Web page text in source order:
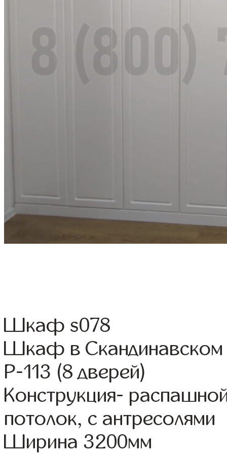
Шкаф s078
Шкаф в Скандинавском
Р-113 (8 дверей)
Конструкция-
потолок, с антресолями
Ширина 3200мм